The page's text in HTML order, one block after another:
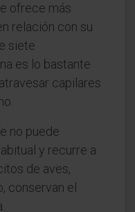
ofrece más
relación con su
siete
es lo bastante
capilares
no puede
y recurre a
de aves,
conservan el